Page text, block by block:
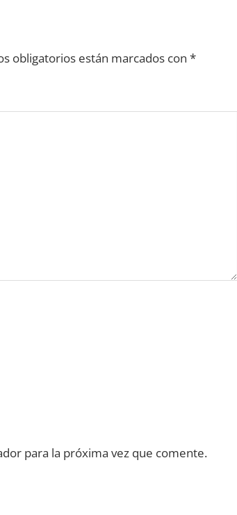
obligatorios están marcados con *
para la próxima vez que comente.